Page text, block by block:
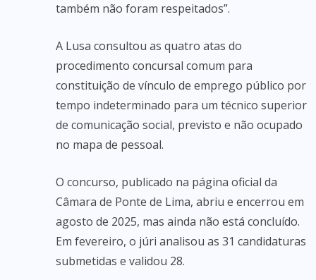
também não foram respeitados”.
A Lusa consultou as quatro atas do
procedimento concursal comum para
constituição de vínculo de emprego público por
tempo indeterminado para um técnico superior
de comunicação social, previsto e não ocupado
no mapa de pessoal.
O concurso, publicado na página oficial da
Câmara de Ponte de Lima, abriu e encerrou em
agosto de 2025, mas ainda não está concluído.
Em fevereiro, o júri analisou as 31 candidaturas
submetidas e validou 28.